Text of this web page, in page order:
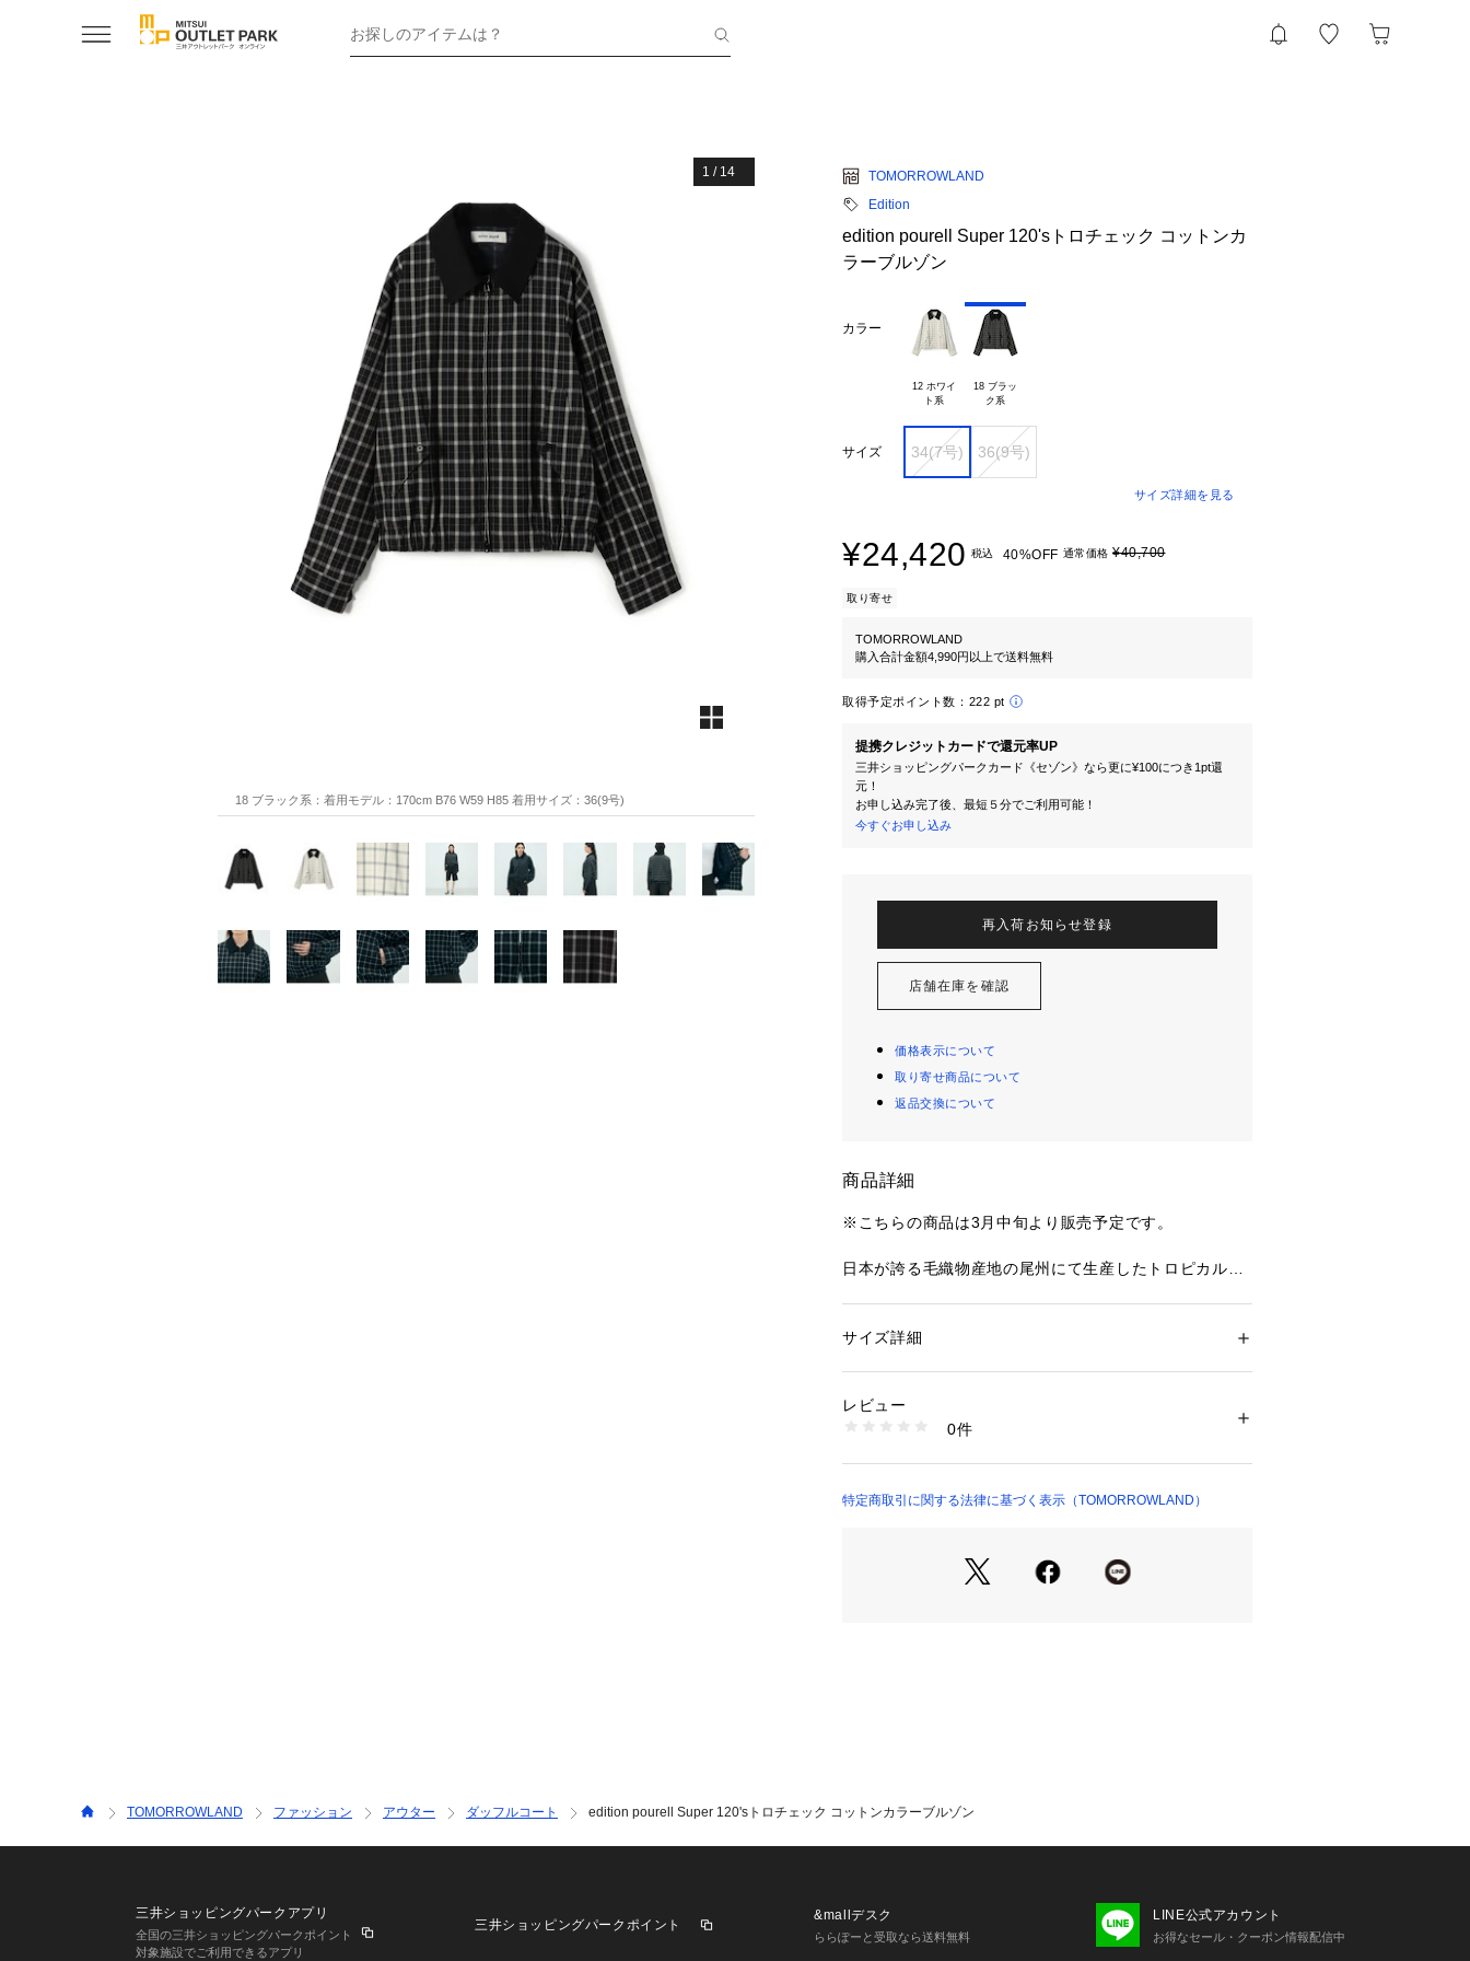
お探しのアイテムは？
1 / 14
18 ブラック系：着用モデル：170cm B76 W59 H85 着用サイズ：36(9号)
TOMORROWLAND
Edition
edition pourell Super 120'sトロチェック コットンカ
ラーブルゾン
カラー
12 ホワイ
18 ブラッ
サイズ 34(7号) 36(9号)
サイズ詳細を見る
¥24,420 税込 40%OFF 通常価格 ¥40,700
取り寄せ
TOMORROWLAND
購入合計金額4,990円以上で送料無料
取得予定ポイント数： 222 pt
提携クレジットカードで還元率UP
三井ショッピングパークカード《セゾン》なら更に¥100につき1pt還
元！
お申し込み完了後、最短５分でご利用可能！
今すぐお申し込み
再入荷お知らせ登録
店舗在庫を確認
価格表示について
取り寄せ商品について
返品交換について
商品詳細
※こちらの商品は3月中旬より販売予定です。
日本が誇る毛織物産地の尾州にて生産したトロピカル素
Super 120'sの細番手梳毛糸と高収縮ポリエステルのSO
と合繊のハイブリットな素材に仕上げています。
ブルゾンはメンズサイズを着ているような、オーバーサ
メッシュの裏地付きで通気性が良く、軽やかにお召しい
〈edition pourell (エディション プレル)〉
Playing with Her Form: “Edition Pourell”
2026SS商品
けください。
商品番号:34-08-61-08002
性別：レディース
生産国：ベトナム
洗濯：洗濯不可、漂白不可、アイロン仕上げ可、ドライ可、ウエ
※詳しい洗濯方法については、商品の品質表示タグをご覧くださ
商品番号：1095000027656 （モール）
サイズ詳細
レビュー
0件
特定商取引に関する法律に基づく表示（TOMORROWLAND）
TOMORROWLAND ファッション アウター ダッフルコート edition pourell Super 120'sトロチェック コットンカラーブルゾン
三井ショッピングパークアプリ
全国の三井ショッピングパークポイント
対象施設でご利用できるアプリ
三井ショッピングパークポイント
&mallデスク
ららぽーと受取なら送料無料
LINE公式アカウント
お得なセール・クーポン情報配信中